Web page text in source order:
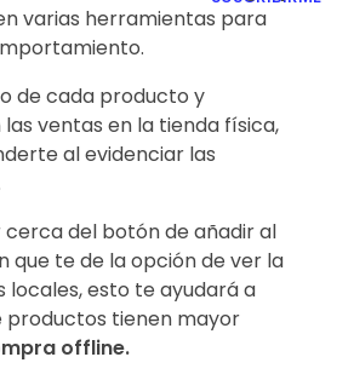
varias herramientas para
de cada producto y
ventas en la tienda física,
al evidenciar las
cerca del botón de añadir al
que te de la opción de ver la
locales, esto te ayudará a
productos tienen mayor
offline.